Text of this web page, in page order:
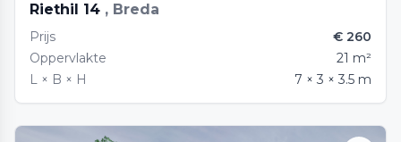
Riethil 14 , Breda
Prijs
€ 260
Oppervlakte
21 m²
L × B × H
7 × 3 × 3.5 m